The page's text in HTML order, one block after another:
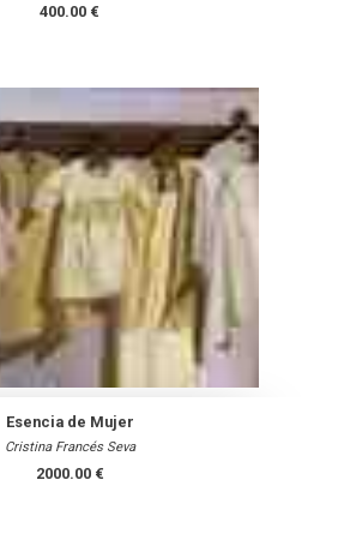
400.00 €
Esencia de Mujer
Cristina Francés Seva
2000.00 €